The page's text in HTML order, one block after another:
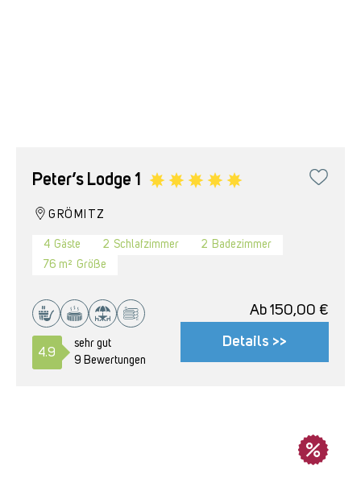
Peter’s Lodge 1
GRÖMITZ
4 Gäste 2 Schlafzimmer 2 Badezimmer
76 m² Größe
4.9
sehr gut
9 Bewertungen
Ab 150,00 €
Details >>